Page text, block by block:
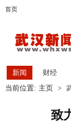
首页
新闻 财经
当前位置: 主页 >
致